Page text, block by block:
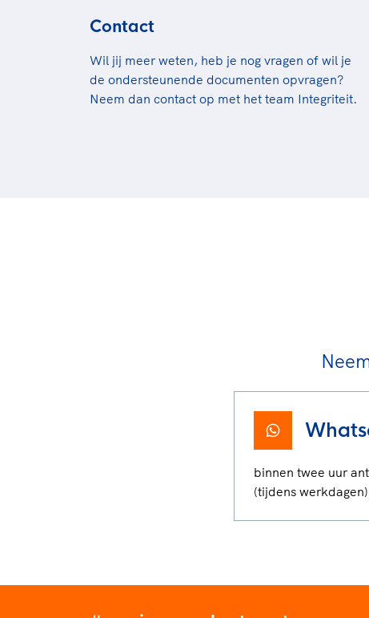
Contact
Wil jij meer weten, heb je nog vragen of wil je
de ondersteunende documenten opvragen?
Neem dan contact op met het team Integriteit.
binnen twee uur
(tijdens werkdagen)